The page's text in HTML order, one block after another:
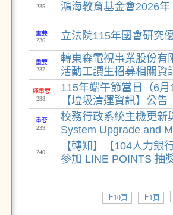
235. 鴻海教育基金會2026
重要
236.
立法院115年國會研究
重要
237.
轉東森電視事業股份有
活動工讀生招募相關資
極重要
238.
115年端午節當日（6
【垃圾清運資訊】公告
重要
239.
校務行政系統主機更新
System Upgrade and
240.
【轉知】【104人力銀
參加 LINE POINTS 抽
上10頁 上1頁